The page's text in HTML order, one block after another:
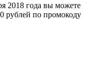
2018 года вы можете
рублей по промокоду